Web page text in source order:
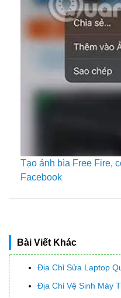
Tạo ảnh bìa Free Fire,
Facebook
Bài Viết Khác
Địa Chỉ Sửa Laptop
Địa Chỉ Vệ Sinh Máy